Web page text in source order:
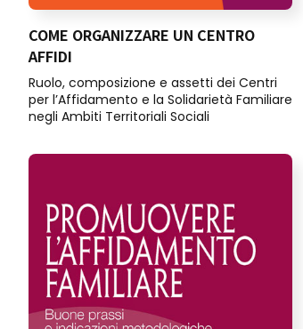
COME ORGANIZZARE UN CENTRO
AFFIDI
Ruolo, composizione e assetti dei Centri
per l’Affidamento e la Solidarietà Familiare
negli Ambiti Territoriali Sociali